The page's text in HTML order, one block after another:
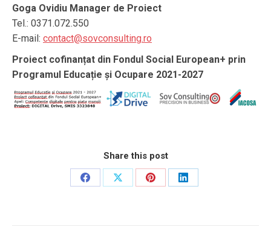
Goga Ovidiu Manager de Proiect
Tel.: 0371.072.550
E-mail: contact@sovconsulting.ro
Proiect cofinanțat din Fondul Social European+ prin
Programul Educație și Ocupare 2021-2027
Share this post
Share
Share
Share
Share